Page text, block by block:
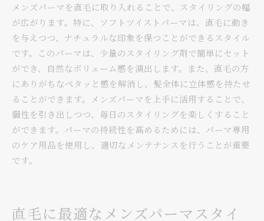
メンズパーマを直毛に取り入れることで、スタイリングの幅
が広がります。特に、ソフトツイストパーマは、直毛に動き
を与えつつ、ナチュラルな印象を保つことができるスタイル
です。このパーマは、少量のスタイリング剤で簡単にセット
ができ、自然なボリューム感を演出します。また、直毛の方
にありがちなペタッと感を解消し、髪全体に立体感を持たせ
ることができます。メンズパーマを上手に活用することで、
個性を引き出しつつ、毎日のスタイリングを楽しくすること
ができます。パーマの持続性を高めるためには、パーマ専用
のケア用品を使用し、適切なメンテナンスを行うことが重要
です。
直毛に最適なメンズパーマスタイ